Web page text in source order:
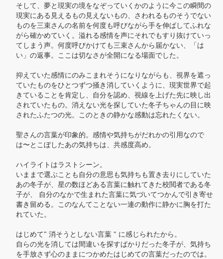
そして、夢と現実の境をなぞっていくかのように今この瞬間の
現実にある見えるもの見えないもの、さわれるものそうでない
ものを三束さんの名前を何度も呼びながら手を伸ばしてふれな
がら確かめていく。溢れる感情を声にそれでもすり抜けていっ
てしまう声。何度呼びかけても三束さんから届かない、「は
い」の返事。ここは切なさが全開になる場面でした。
抑えていた感情にのみこまれそうになりながらも、視界を遮っ
ていたものをひとつずつ掻き消していくように、現実世界で起
きていることを肯定し、自分を認め、視線を上げた先に映し出
されていたもの。消えない光を探していた冬子ちゃんの目に映
されたふたつの光。このときの静かな感動は忘れたくない。
聖さんの言葉が印象的。感情や気持ちがだれかの引用なので
は〜とこぼしたあの気持ちは、共感度高め。
ハイライトはラストシーン。
いままで選ぶことも自分の意思も気持ちも置き去りにしていた
あの冬子が、星の数ほどある言葉に触れてきた校閲者である冬
子が、 自分のなかで生まれた言葉に気づいてつかんで引き寄せ
書き留める。このなんてことない一連の動作に静かに胸を打た
れていた。
はじめて" 消そうとしない言葉 " に感じられたから。
自らの光を消しては間違いを探すばかりだった冬子が、気持ち
を手放さず心のままにつかめたはじめての言葉だったのでは。